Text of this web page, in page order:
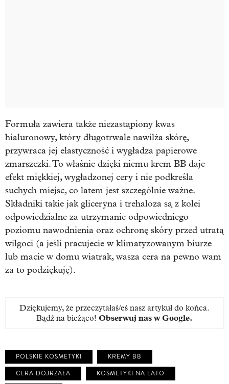
Formuła zawiera także niezastąpiony kwas
hialuronowy, który długotrwale nawilża skórę,
przywraca jej elastyczność i wygładza papierowe
zmarszczki. To właśnie dzięki niemu krem BB daje
efekt miękkiej, wygładzonej cery i nie podkreśla
suchych miejsc, co latem jest szczególnie ważne.
Składniki takie jak gliceryna i trehaloza są z kolei
odpowiedzialne za utrzymanie odpowiedniego
poziomu nawodnienia oraz ochronę skóry przed utratą
wilgoci (a jeśli pracujecie w klimatyzowanym biurze
lub macie w domu wiatrak, wasza cera na pewno wam
za to podziękuję).
Dziękujemy, że przeczytałaś/eś nasz artykuł do końca.
Bądź na bieżąco! Obserwuj nas w Google.
POLSKIE KOSMETYKI
KREMY BB
CERA DOJRZAŁA
KOSMETYKI NA LATO